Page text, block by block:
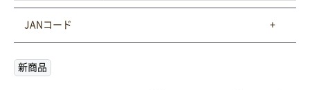
JANコード
新商品